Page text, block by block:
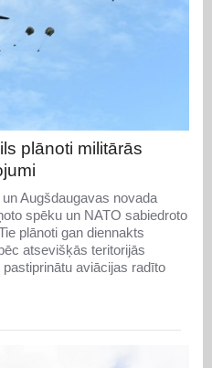
plānoti militārās
Augšdaugavas novada
spēku un NATO sabiedroto
plānoti gan diennakts
atsevišķās teritorijās
aviācijas radīto